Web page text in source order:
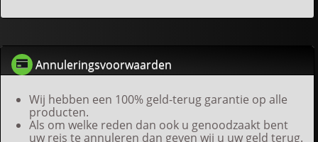
Annuleringsvoorwaarden
Wij hebben een 100% geld-terug garantie op alle
producten.
Als om welke reden dan ook u genoodzaakt bent
uw reis te annuleren dan geven wij u uw geld terug.